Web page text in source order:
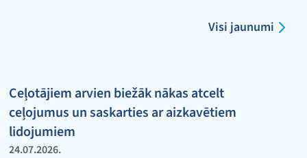
Visi jaunumi
Ceļotājiem arvien biežāk nākas atcelt
ceļojumus un saskarties ar aizkavētiem
lidojumiem
24.07.2026.